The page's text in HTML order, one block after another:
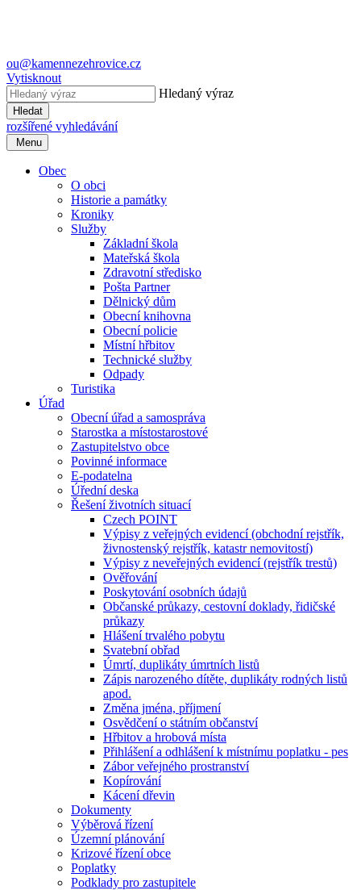
ou@kamennezehrovice.cz
Vytisknout
Hledaný výraz
Hledat
rozšířené vyhledávání
Menu
Obec
O obci
Historie a památky
Kroniky
Služby
Základní škola
Mateřská škola
Zdravotní středisko
Pošta Partner
Dělnický dům
Obecní knihovna
Obecní policie
Místní hřbitov
Technické služby
Odpady
Turistika
Úřad
Obecní úřad a samospráva
Starostka a místostarostové
Zastupitelstvo obce
Povinné informace
E-podatelna
Úřední deska
Řešení životních situací
Czech POINT
Výpisy z veřejných evidencí (obchodní rejstřík,
živnostenský rejstřík, katastr nemovitostí)
Výpisy z neveřejných evidencí (rejstřík trestů)
Ověřování
Poskytování osobních údajů
Občanské průkazy, cestovní doklady, řidičské
průkazy
Hlášení trvalého pobytu
Svatební obřad
Úmrtí, duplikáty úmrtních listů
Zápis narozeného dítěte, duplikáty rodných listů
apod.
Změna jména, příjmení
Osvědčení o státním občanství
Hřbitov a hrobová místa
Přihlášení a odhlášení k místnímu poplatku - pes
Zábor veřejného prostranství
Kopírování
Kácení dřevin
Dokumenty
Výběrová řízení
Územní plánování
Krizové řízení obce
Poplatky
Podklady pro zastupitele